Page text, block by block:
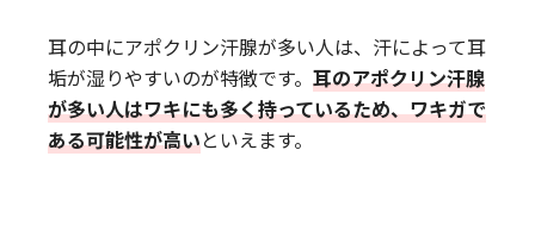
耳の中にアポクリン汗腺が多い人は、汗によって耳
垢が湿りやすいのが特徴です。 耳のアポクリン汗腺
が多い人はワキにも多く持っているため、ワキガで
ある可能性が高いといえます。